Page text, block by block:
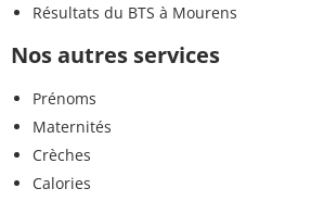
Résultats du BTS à Mourens
Nos autres services
Prénoms
Maternités
Crèches
Calories